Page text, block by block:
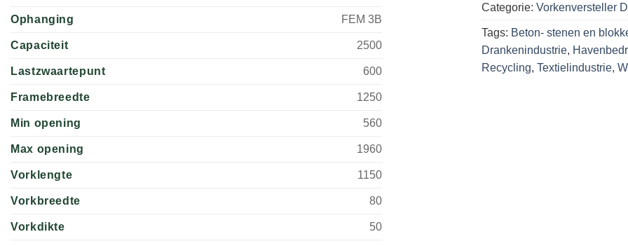
Ophanging FEM 3B
Capaciteit 2500
Lastzwaartepunt 600
Framebreedte 1250
Min opening 560
Max opening 1960
Vorklengte 1150
Vorkbreedte 80
Vorkdikte 50
Categorie: Vorkenversteller
Tags: Beton- stenen en
Drankenindustrie,
Recycling, Textielindustrie,